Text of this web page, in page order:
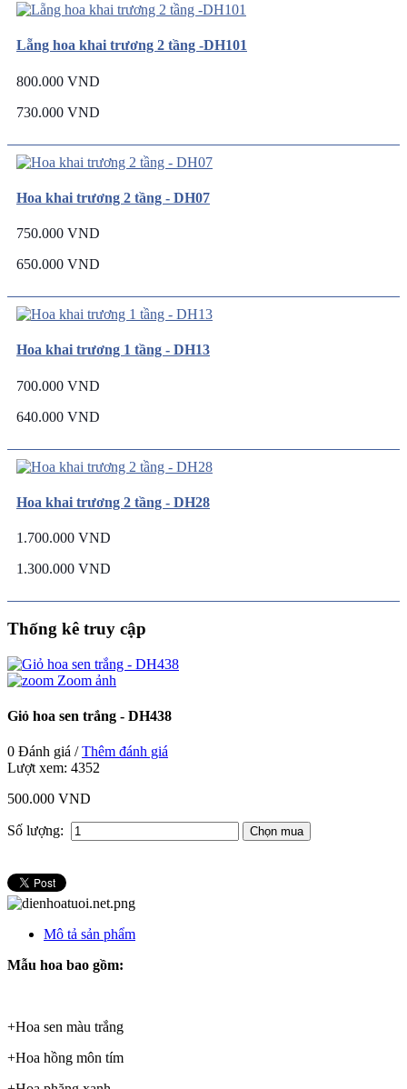
Lẵng hoa khai trương 2 tầng -DH101
800.000 VND
730.000 VND
Hoa khai trương 2 tầng - DH07
750.000 VND
650.000 VND
Hoa khai trương 1 tầng - DH13
700.000 VND
640.000 VND
Hoa khai trương 2 tầng - DH28
1.700.000 VND
1.300.000 VND
Thống kê truy cập
Zoom ảnh
Giỏ hoa sen trắng - DH438
0 Đánh giá /Thêm đánh giá
Lượt xem: 4352
500.000 VND
Số lượng:
Mô tả sản phẩm
Mẫu hoa bao gồm:
+Hoa sen màu trắng
+Hoa hồng môn tím